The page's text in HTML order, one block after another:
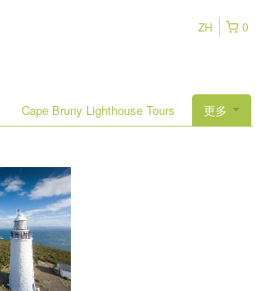
0
ZH
更多
Cape Bruny Lighthouse Tours